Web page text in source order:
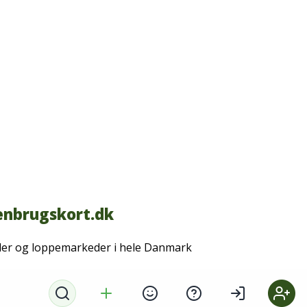
og loppemarkeder i hele Danmark